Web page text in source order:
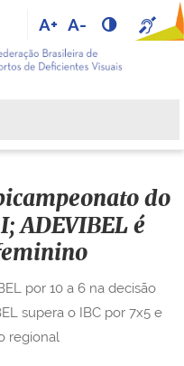
A+ A-
do
ADEVIBEL é
por 10 a 6 na decisão
supera o IBC por 7x5 e
regional